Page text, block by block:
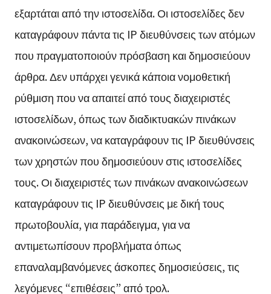
εξαρτάται από την ιστοσελίδα. Οι ιστοσελίδες δεν
καταγράφουν πάντα τις IP διευθύνσεις των ατόμων
που πραγματοποιούν πρόσβαση και δημοσιεύουν
άρθρα. Δεν υπάρχει γενικά κάποια νομοθετική
ρύθμιση που να απαιτεί από τους διαχειριστές
ιστοσελίδων, όπως των διαδικτυακών πινάκων
ανακοινώσεων, να καταγράφουν τις IP διευθύνσεις
των χρηστών που δημοσιεύουν στις ιστοσελίδες
τους. Οι διαχειριστές των πινάκων ανακοινώσεων
καταγράφουν τις IP διευθύνσεις με δική τους
πρωτοβουλία, για παράδειγμα, για να
αντιμετωπίσουν προβλήματα όπως
επαναλαμβανόμενες άσκοπες δημοσιεύσεις, τις
λεγόμενες “επιθέσεις” από τρολ.